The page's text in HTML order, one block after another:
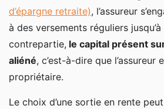
d’épargne retraite), l’assureur
à des versements réguliers
contrepartie, le capital présent
aliéné, c’est-à-dire que l’assureur
propriétaire.
Le choix d’une sortie en rente